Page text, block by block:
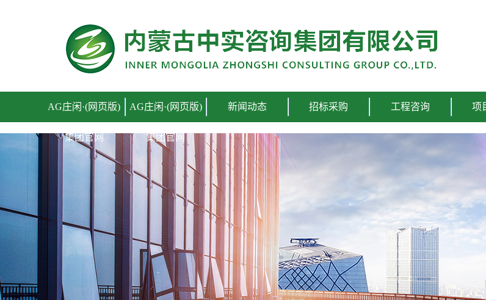
AG庄闲·(网页版)
集团官网
AG庄闲·(网页版)
集团官网
新闻动态 招标采购 工程咨询 项